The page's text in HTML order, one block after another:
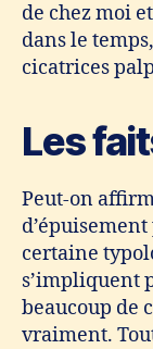
de chez moi
dans le
cicatrices
Les
Peut-on
certaine
s’impliquent
beaucoup de
vraiment.